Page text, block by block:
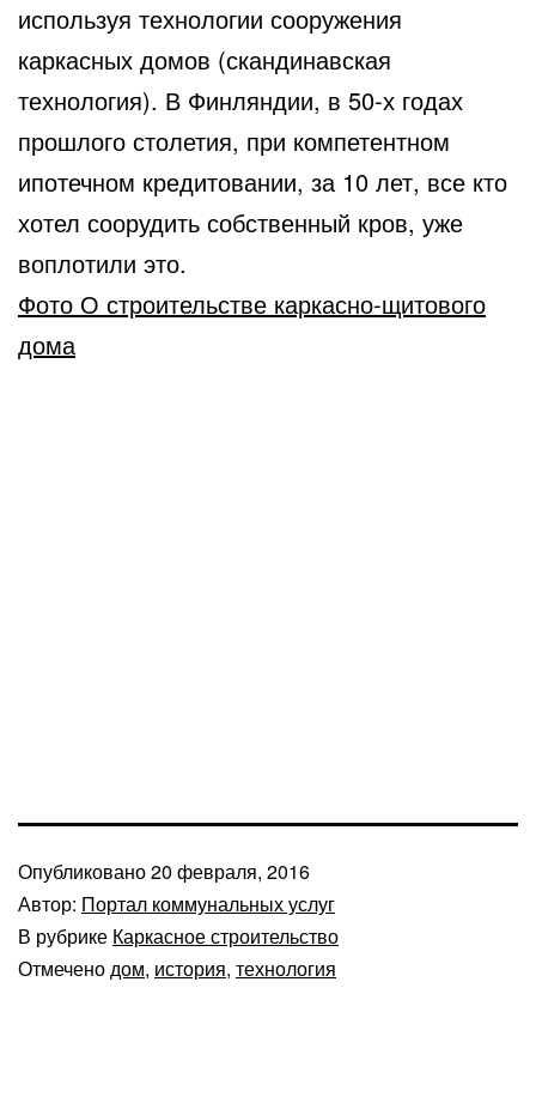
используя технологии сооружения
каркасных домов (скандинавская
технология). В Финляндии, в 50-х годах
прошлого столетия, при компетентном
ипотечном кредитовании, за 10 лет, все кто
хотел соорудить собственный кров, уже
воплотили это.
Фото О строительстве каркасно-щитового
дома
Опубликовано20 февраля, 2016
Автор: Портал коммунальных услуг
В рубрике Каркасное строительство
Отмечено дом, история, технология